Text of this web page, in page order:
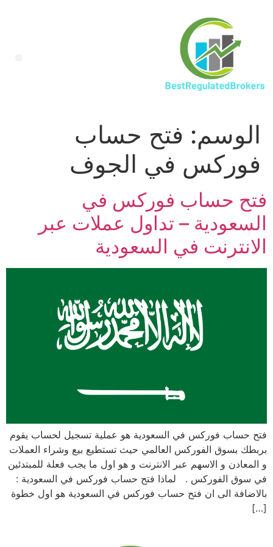
الوسم: فتح حساب
فوركس في الجوف
فتح حساب فوركس في
السعودية – تداول عملات عبر
الانترنت في السعودية
فتح حساب فوركس في السعودية هو عملية تسجيل لحساب يقوم
بربطك بسوق الفوركس العالمي حيث تستطيع بيع وشراء العملات
و المعادن و الاسهم عبر الانترنت و هو اول ما يجب فعلة للمبتدئين
في سوق الفوركس . لماذا فتح حساب فوركس في السعودية :
بالاضافة الى ان فتح حساب فوركس في السعودية هو اول خطوة
[…]